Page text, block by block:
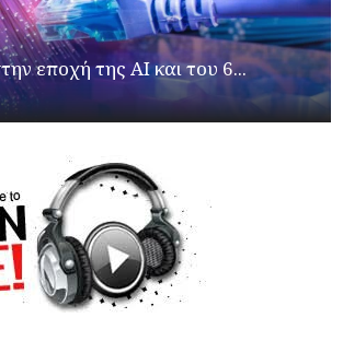
εποχή της AI και του 6...